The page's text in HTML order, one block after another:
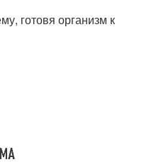
готовя организм к